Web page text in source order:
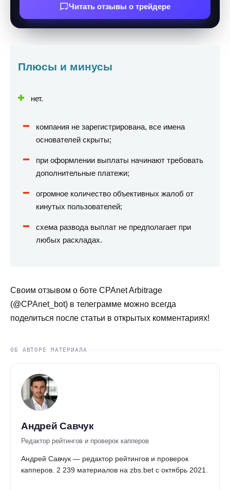
Читать отзывы о трейдере
Плюсы и минусы
нет.
компания не зарегистрирована, все имена
основателей скрыты;
при оформлении выплаты начинают требовать
дополнительные платежи;
огромное количество объективных жалоб от
кинутых пользователей;
схема развода выплат не предполагает при
любых раскладах.
Своим отзывом о боте CPAnet Arbitrage
(@CPAnet_bot) в телеграмме можно всегда
поделиться после статьи в открытых комментариях!
ОБ АВТОРЕ МАТЕРИАЛА
Андрей Савчук
Редактор рейтингов и проверок капперов
Андрей Савчук — редактор рейтингов и проверок
капперов. 2 239 материалов на zbs.bet с октябрь 2021.